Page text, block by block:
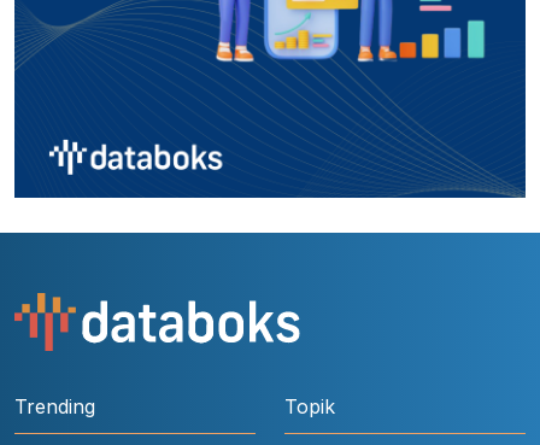
Trending Topik